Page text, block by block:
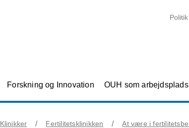
Politik
Forskning og Innovation OUH som arbejdsplads
Klinikker Fertilitetsklinikken At være i